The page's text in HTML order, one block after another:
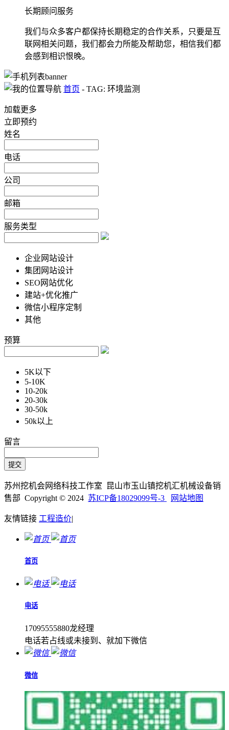
长期顾问服务
我们与众多客户都保持长期稳定的合作关系，只要是互
联网相关问题，我们都会力所能及帮助您，相信我们都
会感到相识恨晚。
首页 - TAG: 环境监测
加载更多
立即预约
姓名
电话
公司
邮箱
服务类型
企业网站设计
集团网站设计
SEO网站优化
建站+优化推广
微信小程序定制
其他
预算
5K以下
5-10K
10-20k
20-30k
30-50k
50k以上
留言
苏州挖机会网络科技工作室 昆山市玉山镇挖机汇机械设备销
售部 Copyright © 2024 苏ICP备18029099号-3 网站地图
友情链接 工程造价|
首页
电话
17095555880龙经理
电话若占线或未接到、就加下微信
微信